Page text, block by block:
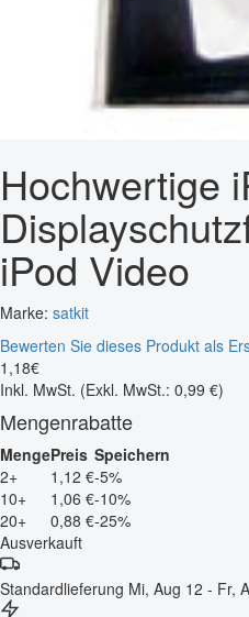
Hochwertige
iPod Video
Marke: satkit
Bewerten Sie dieses Produkt als
1 ,18€
Inkl. MwSt. (Exkl. MwSt.: 0,99 €)
Mengenrabatte
MengePreis Speichern
2+
1,12 €-5%
10+
1,06 €-10%
20+
0,88 €-25%
Ausverkauft
Standardlieferung Mi, Aug 12 - Fr,